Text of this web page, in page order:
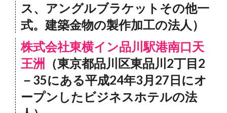
ス、アングルブラケットその他一
式。建築金物の製作加工の法人）
株式会社東横イン品川駅港南口天
王洲
（東京都品川区東品川2丁目2
－35にある平成24年3月27日にオ
ープンしたビジネスホテルの法